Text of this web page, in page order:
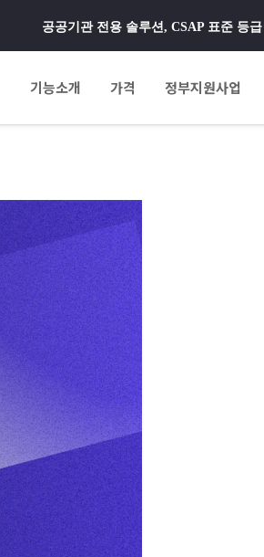
공공기관 전용 솔루션, CSAP 표준 등
기능소개 가격 정부지원사업